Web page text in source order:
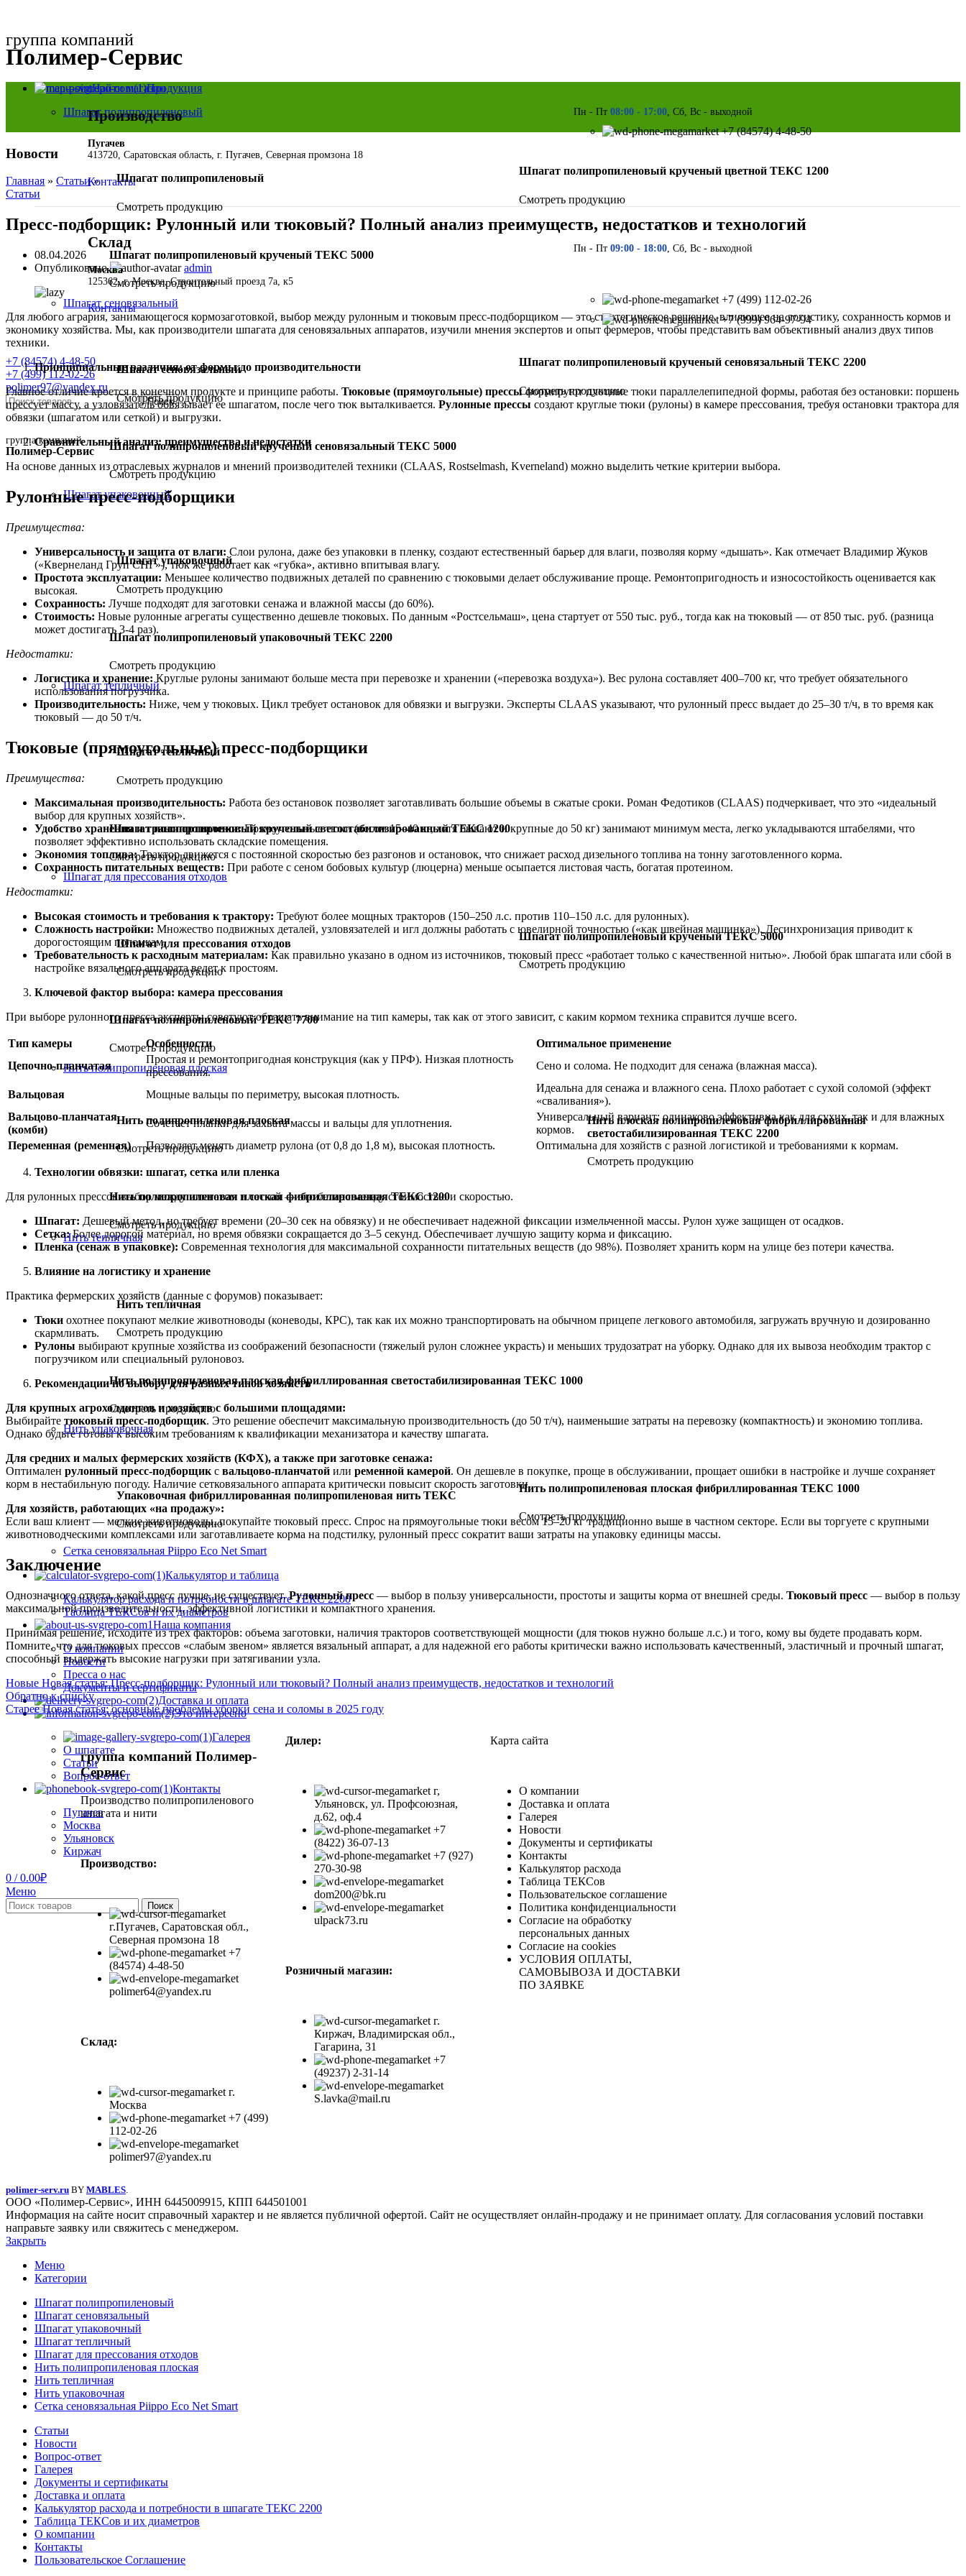
группа компаний
Полимер-Сервис
Найти магазин
Производство
Пугачев
413720, Саратовская область, г. Пугачев, Северная промзона 18
Контакты
Пн - Пт08:00 - 17:00, Сб, Вс - выходной
+7 (84574) 4-48-50
Склад
Москва
125362, г. Москва, Строительный проезд 7а, к5
Контакты
Пн - Пт09:00 - 18:00 , Сб, Вс - выходной
+7 (499) 112-02-26
+7 (999) 964-97-94
+7 (84574) 4-48-50
+7 (499) 112-02-26
polimer97@yandex.ru
Поиск
группа компаний
Полимер-Сервис
Продукция
Шпагат полипропиленовый
Шпагат полипропиленовый
Смотреть продукцию
Шпагат полипропиленовый крученый ТЕКС 5000
Смотреть продукцию
Шпагат полипропиленовый крученый цветной ТЕКС 1200
Смотреть продукцию
Шпагат сеновязальный
Шпагат сеновязальный
Смотреть продукцию
Шпагат полипропиленовый крученый сеновязальный ТЕКС 5000
Смотреть продукцию
Шпагат полипропиленовый крученый сеновязальный ТЕКС 2200
Смотреть продукцию
Шпагат упаковочный
Шпагат упаковочный
Смотреть продукцию
Шпагат полипропиленовый упаковочный ТЕКС 2200
Смотреть продукцию
Шпагат тепличный
Шпагат тепличный
Смотреть продукцию
Шпагат полипропиленовый крученый светостабилизированный ТЕКС 1200
Смотреть продукцию
Шпагат для прессования отходов
Шпагат для прессования отходов
Смотреть продукцию
Шпагат полипропиленовый ТЕКС 7700
Смотреть продукцию
Шпагат полипропиленовый крученый ТЕКС 5000
Смотреть продукцию
Нить полипропиленовая плоская
Нить полипропиленовая плоская
Смотреть продукцию
Нить полипропиленовая плоская фибриллированная ТЕКС 1200
Смотреть продукцию
Нить плоская полипропиленовая фибриллированная
светостабилизированная ТЕКС 2200
Смотреть продукцию
Нить тепличная
Нить тепличная
Смотреть продукцию
Нить полипропиленовая плоская фибриллированная светостабилизированная ТЕКС 1000
Смотреть продукцию
Нить упаковочная
Упаковочная фибриллированная полипропиленовая нить ТЕКС
Смотреть продукцию
Нить полипропиленовая плоская фибриллированная ТЕКС 1000
Смотреть продукцию
Сетка сеновязальная Piippo Eco Net Smart
Калькулятор и таблица
Калькулятор расхода и потребности в шпагате ТЕКС 2200
Таблица ТЕКСов и их диаметров
Наша компания
О компании
Новости
Пресса о нас
Документы и сертификаты
Доставка и оплата
Это интересно
Галерея
О шпагате
Статьи
Вопрос-ответ
Контакты
Пугачев
Москва
Ульяновск
Киржач
0 / 0.00₽
Меню
Поиск
Новости
Главная » Статьи»
Статьи
Пресс-подборщик: Рулонный или тюковый? Полный анализ преимуществ, недостатков и технологий
08.04.2026
Опубликовано
admin
Для любого агрария, занимающегося кормозаготовкой, выбор между рулонным и тюковым пресс-подборщиком — это стратегическое решение, влияющее на логистику, сохранность кормов и
экономику хозяйства. Мы, как производители шпагата для сеновязальных аппаратов, изучили мнения экспертов и опыт фермеров, чтобы представить вам объективный анализ двух типов
техники.
Принципиальные различия: от формы до производительности
Главное отличие кроется в конечном продукте и принципе работы. Тюковые (прямоугольные) прессыформируют плотные тюки параллелепипедной формы, работая без остановки: поршень
прессует массу, а узловязатель обвязывает ее шпагатом, после чего тюк выталкивается. Рулонные прессы создают круглые тюки (рулоны) в камере прессования, требуя остановки трактора для
обвязки (шпагатом или сеткой) и выгрузки.
Сравнительный анализ: преимущества и недостатки
На основе данных из отраслевых журналов и мнений производителей техники (CLAAS, Rostselmash, Kverneland) можно выделить четкие критерии выбора.
Рулонные пресс-подборщики
Преимущества:
Универсальность и защита от влаги: Слои рулона, даже без упаковки в пленку, создают естественный барьер для влаги, позволяя корму «дышать». Как отмечает Владимир Жуков
(«Квернеланд Груп СНГ»), тюк же работает как «губка», активно впитывая влагу.
Простота эксплуатации: Меньшее количество подвижных деталей по сравнению с тюковыми делает обслуживание проще. Ремонтопригодность и износостойкость оценивается как
высокая.
Сохранность: Лучше подходят для заготовки сенажа и влажной массы (до 60%).
Стоимость: Новые рулонные агрегаты существенно дешевле тюковых. По данным «Ростсельмаш», цена стартует от 550 тыс. руб., тогда как на тюковый — от 850 тыс. руб. (разница
может достигать 3-4 раз).
Недостатки:
Логистика и хранение: Круглые рулоны занимают больше места при перевозке и хранении («перевозка воздуха»). Вес рулона составляет 400–700 кг, что требует обязательного
использования погрузчика.
Производительность: Ниже, чем у тюковых. Цикл требует остановок для обвязки и выгрузки. Эксперты CLAAS указывают, что рулонный пресс выдает до 25–30 т/ч, в то время как
тюковый — до 50 т/ч.
Тюковые (прямоугольные) пресс-подборщики
Преимущества:
Максимальная производительность: Работа без остановок позволяет заготавливать большие объемы в сжатые сроки. Роман Федотиков (CLAAS) подчеркивает, что это «идеальный
выбор для крупных хозяйств».
Удобство хранения и транспортировки:Прямоугольные тюки (весом 15–40 кг, хотя бывают и крупные до 50 кг) занимают минимум места, легко укладываются штабелями, что
позволяет эффективно использовать складские помещения.
Экономия топлива:Трактор движется с постоянной скоростью без разгонов и остановок, что снижает расход дизельного топлива на тонну заготовленного корма.
Сохранность питательных веществ: При работе с сеном бобовых культур (люцерна) меньше осыпается листовая часть, богатая протеином.
Недостатки:
Высокая стоимость и требования к трактору: Требуют более мощных тракторов (150–250 л.с. против 110–150 л.с. для рулонных).
Сложность настройки: Множество подвижных деталей, узловязателей и игл должны работать с ювелирной точностью («как швейная машинка»). Десинхронизация приводит к
дорогостоящим поломкам.
Требовательность к расходным материалам: Как правильно указано в одном из источников, тюковый пресс «работает только с качественной нитью». Любой брак шпагата или сбой в
настройке вязального аппарата ведет к простоям.
Ключевой фактор выбора: камера прессования
При выборе рулонного пресса эксперты советуют обращать внимание на тип камеры, так как от этого зависит, с каким кормом техника справится лучше всего.
Тип камеры Особенности
Оптимальное применение
Цепочно-планчатая
Простая и ремонтопригодная конструкция (как у ПРФ). Низкая плотность
прессования.
Сено и солома. Не подходит для сенажа (влажная масса).
Вальцовая Мощные вальцы по периметру, высокая плотность.
Идеальна для сенажа и влажного сена. Плохо работает с сухой соломой (эффект
«сваливания»).
Вальцово-планчатая
(комби)
Сочетает планки для захвата массы и вальцы для уплотнения.
Универсальный вариант: одинаково эффективна как для сухих, так и для влажных
кормов.
Переменная (ременная)
Позволяет менять диаметр рулона (от 0,8 до 1,8 м), высокая плотность. Оптимальна для хозяйств с разной логистикой и требованиями к кормам.
Технологии обвязки: шпагат, сетка или пленка
Для рулонных прессов выбор между шпагатом и сеткой — это баланс между стоимостью и скоростью.
Шпагат: Дешевый метод, но требует времени (20–30 сек на обвязку) и не обеспечивает надежной фиксации измельченной массы. Рулон хуже защищен от осадков.
Сетка:Более дорогой материал, но время обвязки сокращается до 3–5 секунд. Обеспечивает лучшую защиту корма и фиксацию.
Пленка (сенаж в упаковке): Современная технология для максимальной сохранности питательных веществ (до 98%). Позволяет хранить корм на улице без потери качества.
Влияние на логистику и хранение
Практика фермерских хозяйств (данные с форумов) показывает:
Тюки охотнее покупают мелкие животноводы (коневоды, КРС), так как их можно транспортировать на обычном прицепе легкового автомобиля, загружать вручную и дозированно
скармливать.
Рулоны выбирают крупные хозяйства из соображений безопасности (тяжелый рулон сложнее украсть) и меньших трудозатрат на уборку. Однако для их вывоза необходим трактор с
погрузчиком или специальный рулоновоз.
Рекомендации по выбору для разных типов хозяйств
Для крупных агрохолдингов и хозяйств с большими площадями:
Выбирайте тюковый пресс-подборщик. Это решение обеспечит максимальную производительность (до 50 т/ч), наименьшие затраты на перевозку (компактность) и экономию топлива.
Однако будьте готовы к высоким требованиям к квалификации механизатора и качеству шпагата.
Для средних и малых фермерских хозяйств (КФХ), а также при заготовке сенажа:
Оптимален рулонный пресс-подборщик с вальцово-планчатой или ременной камерой. Он дешевле в покупке, проще в обслуживании, прощает ошибки в настройке и лучше сохраняет
корм в нестабильную погоду. Наличие сетковязального аппарата критически повысит скорость заготовки.
Для хозяйств, работающих «на продажу»:
Если ваш клиент — мелкие животноводы, покупайте тюковый пресс. Спрос на прямоугольные тюки весом 15–20 кг традиционно выше в частном секторе. Если вы торгуете с крупными
животноводческими комплексами или заготавливаете корма на подстилку, рулонный пресс сократит ваши затраты на упаковку единицы массы.
Заключение
Однозначного ответа, какой пресс лучше, не существует.Рулонный пресс — выбор в пользу универсальности, простоты и защиты корма от внешней среды. Тюковый пресс — выбор в пользу
максимальной производительности, эффективной логистики и компактного хранения.
Принимая решение, исходите из трех факторов: объема заготовки, наличия тракторов соответствующей мощности (для тюков нужно больше л.с.) и того, кому вы будете продавать корм.
Помните, что для тюковых прессов «слабым звеном» является вязальный аппарат, а для надежной его работы критически важно использовать качественный, эластичный и прочный шпагат,
способный выдержать высокие нагрузки при затягивании узла.
Новые Новая статья: Пресс-подборщик: Рулонный или тюковый? Полный анализ преимуществ, недостатков и технологий
Обратно к списку
Старее Новая статья: основные проблемы уборки сена и соломы в 2025 году
группа компаний Полимер-
Сервис
Производство полипропиленового
шпагата и нити
Производство:
г.Пугачев, Саратовская обл.,
Северная промзона 18
+7
(84574) 4-48-50
polimer64@yandex.ru
Склад:
г.
Москва
+7 (499)
112-02-26
polimer97@yandex.ru
Дилер:
г,
Ульяновск, ул. Профсоюзная,
д.62, оф.4
+7
(8422) 36-07-13
+7 (927)
270-30-98
dom200@bk.ru
ulpack73.ru
Розничный магазин:
г.
Киржач, Владимирская обл.,
Гагарина, 31
+7
(49237) 2-31-14
S.lavka@mail.ru
Карта сайта
О компании
Доставка и оплата
Галерея
Новости
Документы и сертификаты
Контакты
Калькулятор расхода
Таблица ТЕКСов
Пользовательское соглашение
Политика конфиденциальности
Согласие на обработку
персональных данных
Согласие на cookies
УСЛОВИЯ ОПЛАТЫ,
САМОВЫВОЗА И ДОСТАВКИ
ПО ЗАЯВКЕ
polimer-serv.ru BY MABLES.
ООО «Полимер-Сервис», ИНН 6445009915, КПП 644501001
Информация на сайте носит справочный характер и не является публичной офертой. Сайт не осуществляет онлайн-продажу и не принимает оплату. Для согласования условий поставки
направьте заявку или свяжитесь с менеджером.
Закрыть
Меню
Категории
Шпагат полипропиленовый
Шпагат сеновязальный
Шпагат упаковочный
Шпагат тепличный
Шпагат для прессования отходов
Нить полипропиленовая плоская
Нить тепличная
Нить упаковочная
Сетка сеновязальная Piippo Eco Net Smart
Статьи
Новости
Вопрос-ответ
Галерея
Документы и сертификаты
Доставка и оплата
Калькулятор расхода и потребности в шпагате ТЕКС 2200
Таблица ТЕКСов и их диаметров
О компании
Контакты
Пользовательское Соглашение